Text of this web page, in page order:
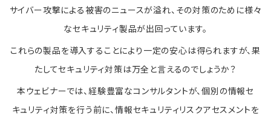
サイバー攻撃による被害のニュースが溢れ、その対策のために様々
なセキュリティ製品が出回っています。
これらの製品を導入することにより一定の安心は得られますが、果
たしてセキュリティ対策は万全と言えるのでしょうか？
本ウェビナーでは、経験豊富なコンサルタントが、個別の情報セ
キュリティ対策を行う前に、情報セキュリティリスクアセスメントを